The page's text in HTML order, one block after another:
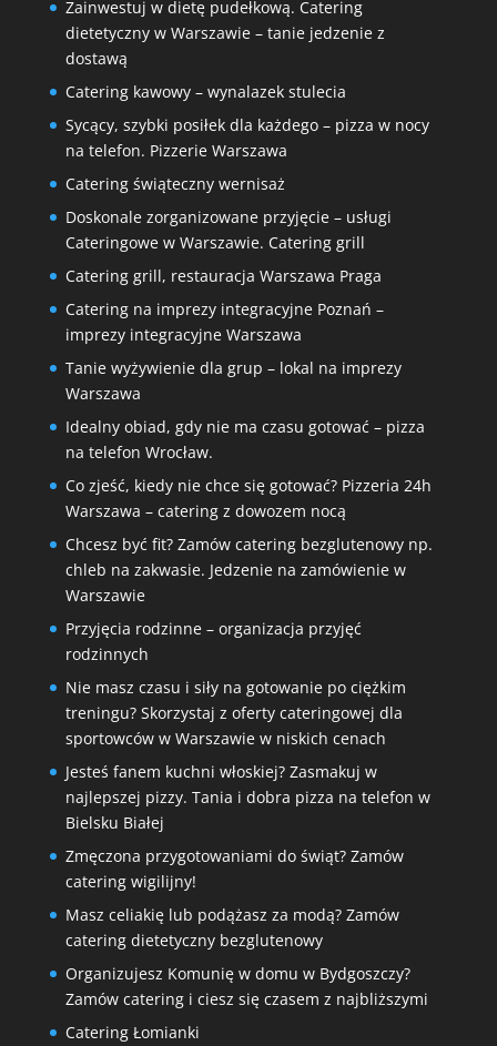
Zainwestuj w dietę pudełkową. Catering
dietetyczny w Warszawie – tanie jedzenie z
dostawą
Catering kawowy – wynalazek stulecia
Sycący, szybki posiłek dla każdego – pizza w nocy
na telefon. Pizzerie Warszawa
Catering świąteczny wernisaż
Doskonale zorganizowane przyjęcie – usługi
Cateringowe w Warszawie. Catering grill
Catering grill, restauracja Warszawa Praga
Catering na imprezy integracyjne Poznań –
imprezy integracyjne Warszawa
Tanie wyżywienie dla grup – lokal na imprezy
Warszawa
Idealny obiad, gdy nie ma czasu gotować – pizza
na telefon Wrocław.
Co zjeść, kiedy nie chce się gotować? Pizzeria 24h
Warszawa – catering z dowozem nocą
Chcesz być fit? Zamów catering bezglutenowy np.
chleb na zakwasie. Jedzenie na zamówienie w
Warszawie
Przyjęcia rodzinne – organizacja przyjęć
rodzinnych
Nie masz czasu i siły na gotowanie po ciężkim
treningu? Skorzystaj z oferty cateringowej dla
sportowców w Warszawie w niskich cenach
Jesteś fanem kuchni włoskiej? Zasmakuj w
najlepszej pizzy. Tania i dobra pizza na telefon w
Bielsku Białej
Zmęczona przygotowaniami do świąt? Zamów
catering wigilijny!
Masz celiakię lub podążasz za modą? Zamów
catering dietetyczny bezglutenowy
Organizujesz Komunię w domu w Bydgoszczy?
Zamów catering i ciesz się czasem z najbliższymi
Catering Łomianki